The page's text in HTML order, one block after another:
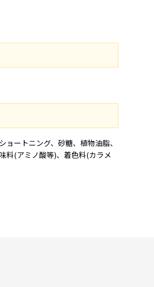
ートニング、砂糖、植物油脂、
料(アミノ酸等)、着色料(カラメ